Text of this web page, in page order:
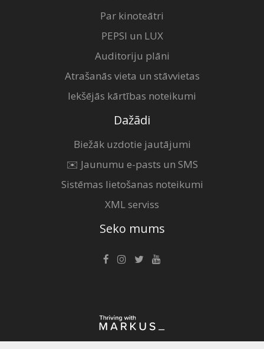
Par kinoteātri
PEPSI un LUX
Auditoriju plāni
Atrašanās vieta un stāvvietas
Iekšējās kārtības noteikumi
Dažādi
Biežāk uzdotie jautājumi
✉️ Jaunumu e-pasts un SMS
Sistēmas lietošanas noteikumi
XML serviss
Seko mums